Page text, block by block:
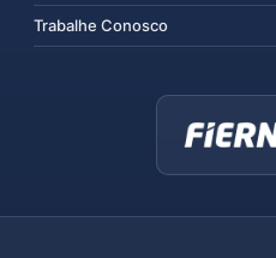
Trabalhe Conosco